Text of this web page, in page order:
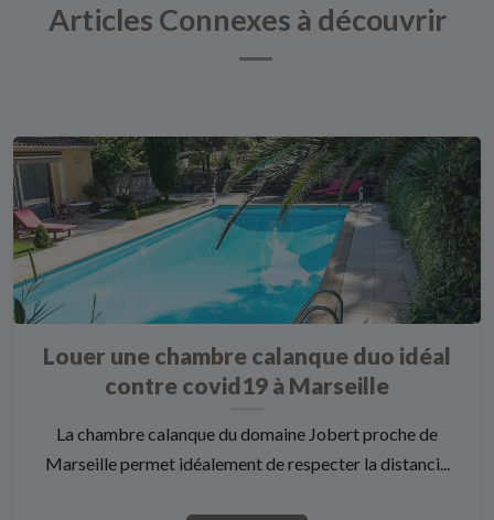
Articles Connexes à découvrir
Louer une chambre calanque duo idéal
contre covid19 à Marseille
La chambre calanque du domaine Jobert proche de
Marseille permet idéalement de respecter la distanci...